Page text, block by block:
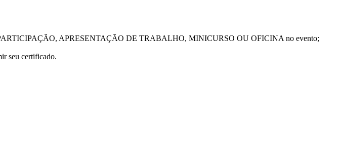
APRESENTAÇÃO DE TRABALHO, MINICURSO OU OFICINA no evento;
seu certificado.